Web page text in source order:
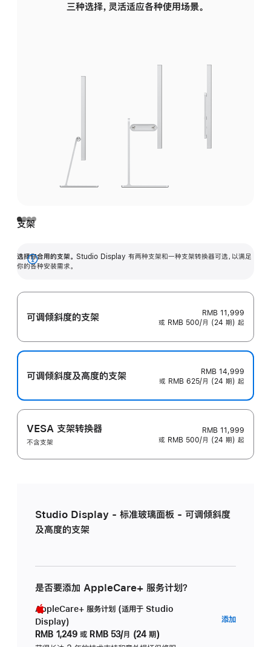
三种选择，灵活适应各种使用场景。
支架
选择你合用的支架。 Studio Display 有两种支架和一种支架转换器可选，以满足
你的各种安装需求。
展
可调倾斜度的支架
RMB 11,999
或 RMB 500/月 (24 期) 起
可调倾斜度及高‍度的支‍架
RMB 14,999
或 RMB 625/月 (24 期) 起
VESA 支架转换器
不含支架
RMB 11,999
或 RMB 500/月 (24 期) 起
Studio Display - 标准玻璃面板 - 可调倾斜度
及高度的支架
是否要添加 AppleCare+ 服务计划？
AppleCare+ 服务计划 (适用于 Studio
Display)
RMB 1,249 或 RMB 53/月 (24 期)
添加